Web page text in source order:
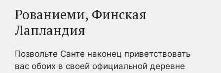
Рованиеми, Финская
Лапландия
Позвольте Санте наконец приветствовать
вас обоих в своей официальной деревне